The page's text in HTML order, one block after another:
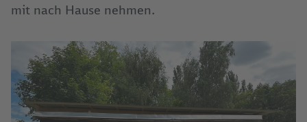
mit nach Hause nehmen.